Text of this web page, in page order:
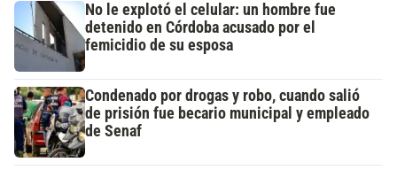
No le explotó el celular: un hombre fue
detenido en Córdoba acusado por el
femicidio de su esposa
Condenado por drogas y robo, cuando salió
de prisión fue becario municipal y empleado
de Senaf